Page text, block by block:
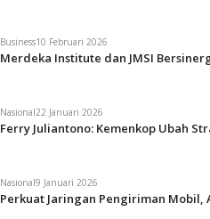
Business10 Februari 2026
Merdeka Institute dan JMSI
Nasional22 Januari 2026
Ferry Juliantono: Kemenkop Ubah
Nasional9 Januari 2026
Perkuat Jaringan Pengiriman Mobil,